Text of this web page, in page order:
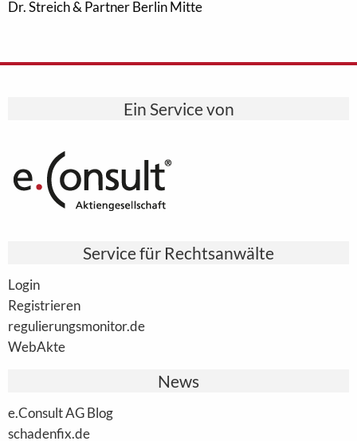
Dr. Streich & Partner Berlin Mitte
Ein Service von
Service für Rechtsanwälte
Login
Registrieren
regulierungsmonitor.de
WebAkte
News
e.Consult AG Blog
schadenfix.de